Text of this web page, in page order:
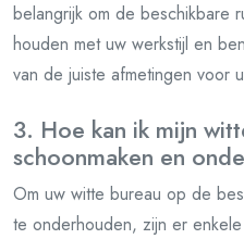
belangrijk om de beschikbare
houden met uw werkstijl en
van de juiste afmetingen voor
3. Hoe kan ik mijn
schoonmaken en
Om uw witte bureau op de
te onderhouden, zijn er